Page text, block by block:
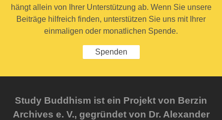
hängt allein von Ihrer Unterstützung ab. Wenn Sie unsere
Beiträge hilfreich finden, unterstützen Sie uns mit Ihrer
einmaligen oder monatlichen Spende.
Spenden
Study Buddhism ist ein Projekt von Berzin
Archives e. V., gegründet von Dr. Alexander